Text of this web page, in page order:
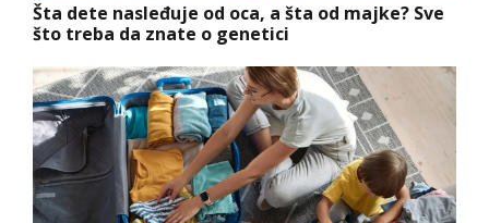
Šta dete nasleđuje od oca, a šta od majke? Sve
što treba da znate o genetici